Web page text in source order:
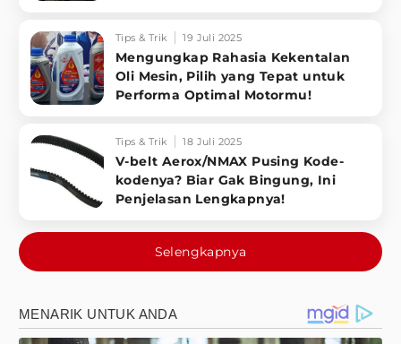
Tips & Trik 19 Juli 2025
Mengungkap Rahasia Kekentalan
Oli Mesin, Pilih yang Tepat untuk
Performa Optimal Motormu!
Tips & Trik 18 Juli 2025
V-belt Aerox/NMAX Pusing Kode-
kodenya? Biar Gak Bingung, Ini
Penjelasan Lengkapnya!
Selengkapnya